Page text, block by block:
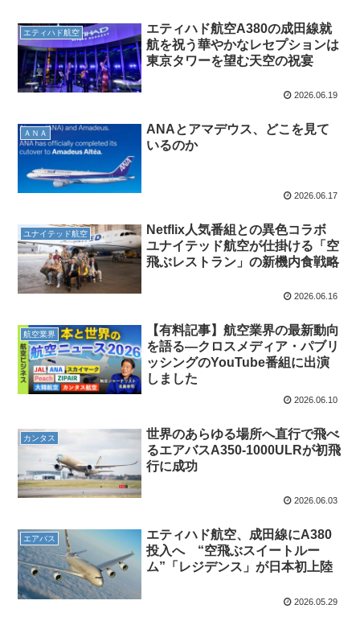
エティハド航空
エティハド航空A380の成田線就
航を祝う華やかなレセプションは
東京タワーを望む天空の祝宴
2026.06.19
ＡＮＡ
ANAとアマデウス、どこを見て
いるのか
2026.06.17
ユナイテッド航空
Netflix人気番組との異色コラボ
ユナイテッド航空が仕掛ける「空
飛ぶレストラン」の新機内食戦略
2026.06.16
航空業界
【有料記事】航空業界の最新動向
を語る―クロスメディア・パブリ
ッシングのYouTube番組に出演
しました
2026.06.10
カンタス
世界のあらゆる場所へ直行で飛べ
るエアバスA350-1000ULRが初飛
行に成功
2026.06.03
エアバス
エティハド航空、成田線にA380
投入へ “空飛ぶスイートルー
ム”「レジデンス」が日本初上陸
2026.05.29